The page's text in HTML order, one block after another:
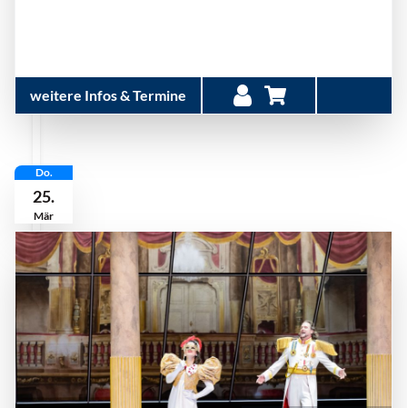
weitere Infos & Termine
Do.
25.
Mär